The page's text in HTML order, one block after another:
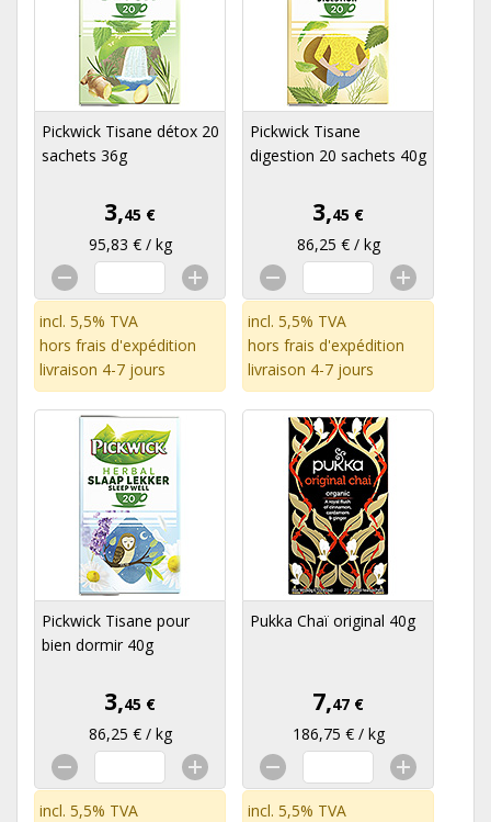
Pickwick Tisane détox 20
sachets 36g
3,45 €
95,83 € / kg
incl. 5,5% TVA
hors frais d'expédition
livraison 4-7 jours
Pickwick Tisane
digestion 20 sachets 40g
3,45 €
86,25 € / kg
incl. 5,5% TVA
hors frais d'expédition
livraison 4-7 jours
Pickwick Tisane pour
bien dormir 40g
3,45 €
86,25 € / kg
incl. 5,5% TVA
Pukka Chaï original 40g
7,47 €
186,75 € / kg
incl. 5,5% TVA